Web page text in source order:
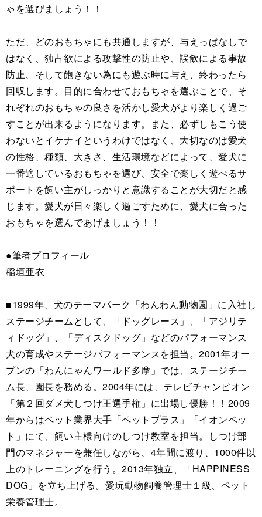
ゃを選びましょう！！
ただ、どのおもちゃにも共通しますが、与えっぱなしで
はなく、独占欲による攻撃性の防止や、誤飲による事故
防止、そして飽きない為にも遊ぶ時に与え、終わったら
回収します。目的に合わせておもちゃを選ぶことで、そ
れぞれのおもちゃの良さを活かし愛犬がより楽しく過ご
すことが出来るようになります。また、必ずしもこう使
わないとイケナイというわけではなく、大切なのは愛犬
の性格、種類、大きさ、生活環境などによって、愛犬に
一番適しているおもちゃを選び、安全で楽しく遊べるサ
ポートを飼い主がしっかりと意識することが大切だと感
じます。愛犬が日々楽しく過ごすために、愛犬に合った
おもちゃを選んであげましょう！！
●筆者プロフィール
稲垣亜衣
■1999年、犬のテーマパーク「わんわん動物園」に入社し
ステージチームとして、「ドッグレース」、「アジリテ
ィドッグ」、「ディスクドッグ」などのパフォーマンス
犬の育成やステージパフォーマンスを担当。2001年オー
プンの「わんにゃんワールド多摩」では、ステージチー
ム長、園長を務める。2004年には、テレビチャンピオン
「第２回ダメ犬しつけ王選手権」に出場し優勝！！2009
年からはペット業界大手「ペットプラス」「イオンペッ
ト」にて、飼い主様向けのしつけ教室を担当。しつけ部
門のマネジャーを兼任しながら、4年間に渡り、1000件以
上のトレーニングを行う。2013年独立、「HAPPINESS
DOG」を立ち上げる。愛玩動物飼養管理士１級、ペット
栄養管理士。